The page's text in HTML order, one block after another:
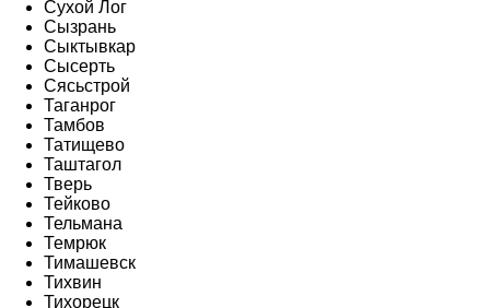
Сухой Лог
Сызрань
Сыктывкар
Сысерть
Сясьстрой
Таганрог
Тамбов
Татищево
Таштагол
Тверь
Тейково
Тельмана
Темрюк
Тимашевск
Тихвин
Тихорецк